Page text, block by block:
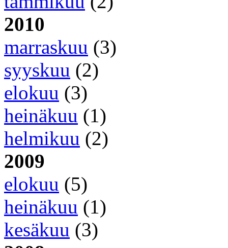
2010
marraskuu (3)
syyskuu (2)
elokuu (3)
heinäkuu (1)
helmikuu (2)
2009
elokuu (5)
heinäkuu (1)
kesäkuu (3)